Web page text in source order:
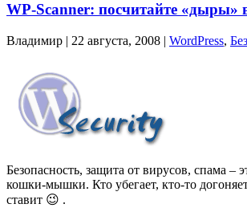
WP-Scanner: посчитайте «дыры»
Владимир | 22 августа, 2008 | WordPress,
Безопасность, защита от вирусов, спама –
кошки-мышки. Кто убегает, кто-то
ставит 😉 .